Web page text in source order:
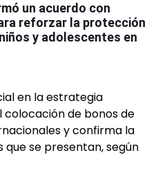
un acuerdo con
reforzar la protección
y adolescentes en
en la estrategia
colocación de bonos de
y confirma la
se presentan, según